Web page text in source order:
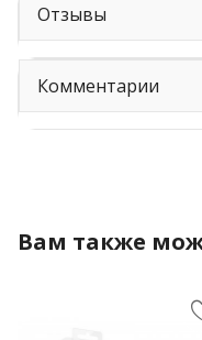
Отзывы
Комментарии
Вам также